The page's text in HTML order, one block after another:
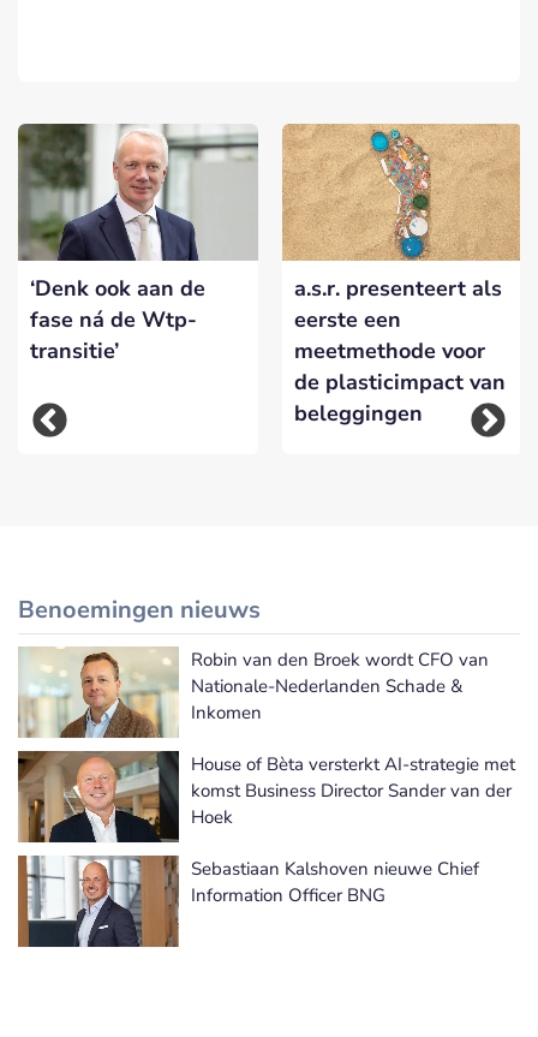
‘Denk ook aan de
fase ná de Wtp-
transitie’
a.s.r. presenteert als
eerste een
meetmethode voor
de plasticimpact van
beleggingen
Benoemingen nieuws
Meer Benoemingen nieuws
Robin van den Broek wordt CFO van
Nationale-Nederlanden Schade &
Inkomen
House of Bèta versterkt AI-strategie met
komst Business Director Sander van der
Hoek
Sebastiaan Kalshoven nieuwe Chief
Information Officer BNG